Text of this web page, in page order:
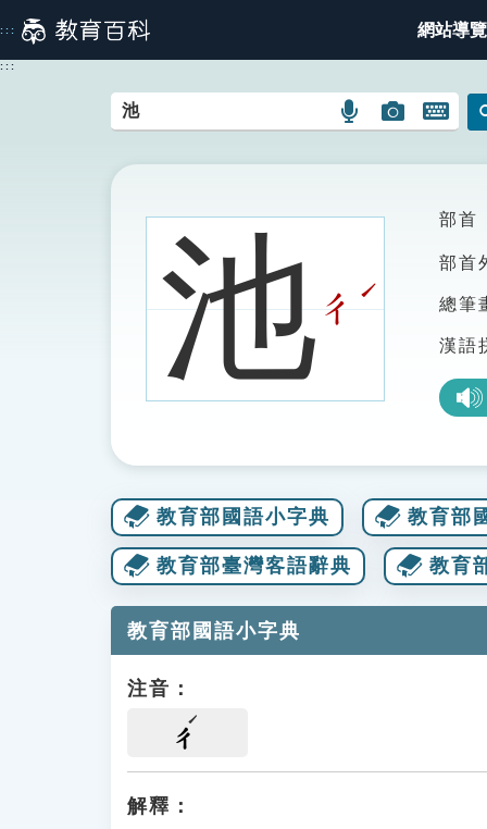
到
主
::: 網站導覽
:::
語
搜
圖
圖
搜
開
鍵
圖
池ㄔ
ˊ
部首
部首
總筆
漢語
教育部國語小字典 教育部
教育部臺灣客語辭典 教育
教育部國語小字典
注音：
ㄔ
解釋：